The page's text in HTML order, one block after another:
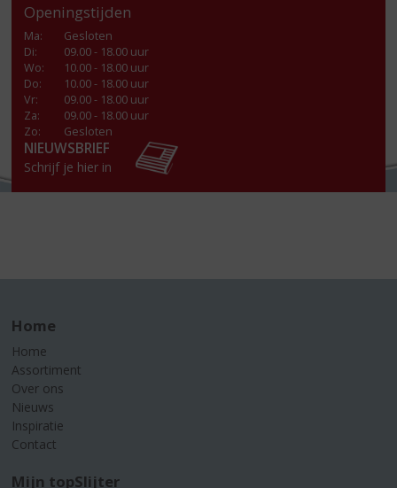
Openingstijden
Ma:
Gesloten
Di:
09.00 - 18.00 uur
Wo:
10.00 - 18.00 uur
Do:
10.00 - 18.00 uur
Vr:
09.00 - 18.00 uur
Za:
09.00 - 18.00 uur
Zo:
Gesloten
NIEUWSBRIEF
Schrijf je hier in
Home
Home
Assortiment
Over ons
Nieuws
Inspiratie
Contact
Mijn topSlijter